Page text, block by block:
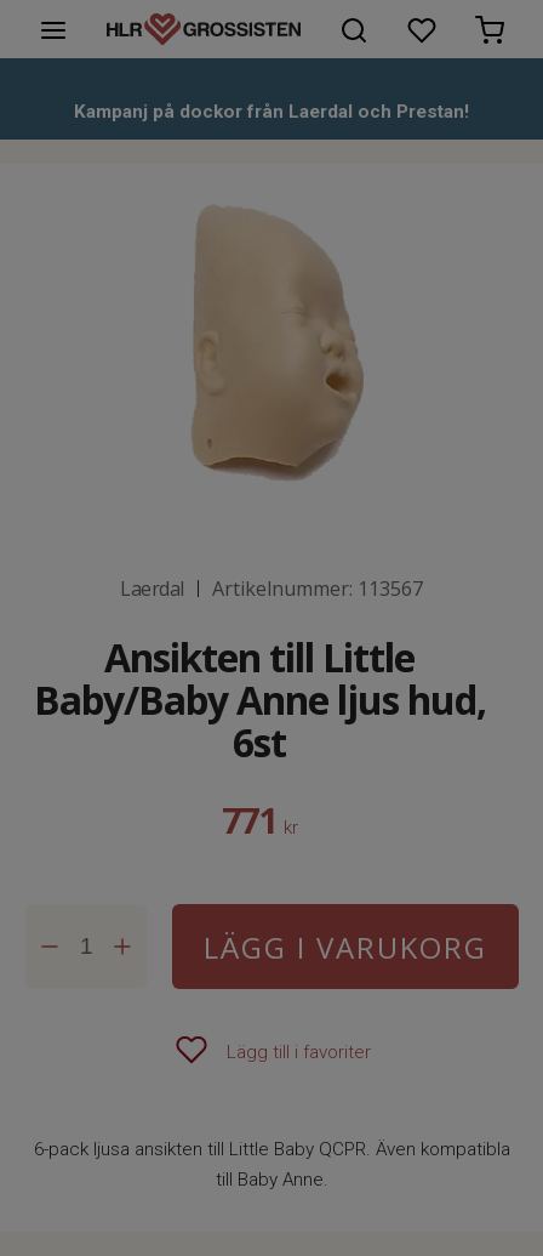
HLR-Dockor
Hjärtstartare & tillbehör
Kampanj på dockor från Laerdal och Prestan!
Laerdal | Artikelnummer: 113567
Ansikten till Little
Baby/Baby Anne ljus hud,
6st
771 kr
LÄGG I VARUKORG
Lägg till i favoriter
6-pack ljusa ansikten till Little Baby QCPR. Även kompatibla
till Baby Anne.